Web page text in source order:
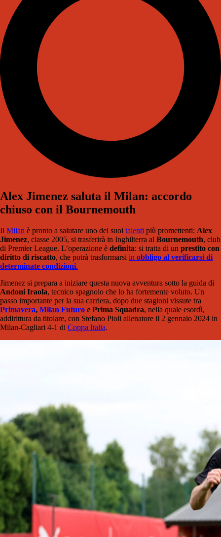
Alex Jimenez saluta il Milan: accordo
chiuso con il Bournemouth
Il Milan è pronto a salutare uno dei suoi talenti più promettenti: Alex
Jimenez, classe 2005, si trasferirà in Inghilterra al Bournemouth, club
di Premier League. L’operazione è definita: si tratta di un prestito con
diritto di riscatto, che potrà trasformarsi in obbligo al verificarsi di
determinate condizioni.
Jimenez si prepara a iniziare questa nuova avventura sotto la guida di
Andoni Iraola, tecnico spagnolo che lo ha fortemente voluto. Un
passo importante per la sua carriera, dopo due stagioni vissute tra
Primavera, Milan Futuro e Prima Squadra, nella quale esordì,
addirittura da titolare, con Stefano Pioli allenatore il 2 gennaio 2024 in
Milan-Cagliari 4-1 di Coppa Italia.